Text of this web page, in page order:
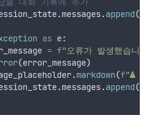
.messages.append({
as e:
= f"오류가 발생했습니
(error_message)
.markdown(f"⚠️
.messages.append({